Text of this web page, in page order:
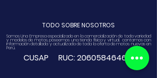
TODO SOBRE NOSOTROS
Somos Una Empresa especializado en la comercialización de toda variedad
y modelos de motos, poseemos una tienda física y virtual. contamos con
información detallada y actualizada de toda la oferta de motos nuevas en
Perú.
CUSAP RUC:20605846468